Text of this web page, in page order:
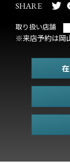
SHARE
取り扱い店舗
※来店予約は岡